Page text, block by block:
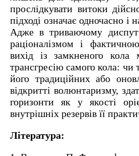
прослідкувати витоки
підході означає одночасно
Адже в триваючому
раціоналізмом і
вихід із замкненого кола
трансгресію самого кола: чи
його традиційних або
відкритті волюнтаризму,
горизонти як у якості
внутрішніх резервів її
Література: